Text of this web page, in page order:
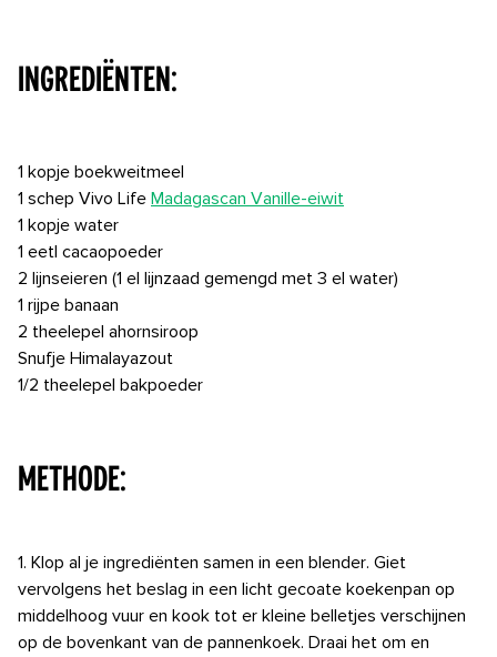
INGREDIËNTEN:
1 kopje boekweitmeel
1 schep Vivo Life Madagascan Vanille-eiwit
1 kopje water
1 eetl cacaopoeder
2 lijnseieren (1 el lijnzaad gemengd met 3 el water)
1 rijpe banaan
2 theelepel ahornsiroop
Snufje Himalayazout
1/2 theelepel bakpoeder
METHODE:
1. Klop al je ingrediënten samen in een blender. Giet
vervolgens het beslag in een licht gecoate koekenpan op
middelhoog vuur en kook tot er kleine belletjes verschijnen
op de bovenkant van de pannenkoek. Draai het om en